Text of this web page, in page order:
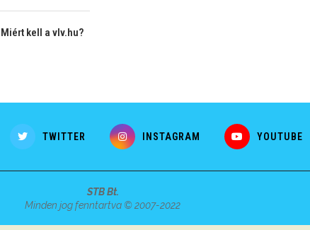
Miért kell a vlv.hu?
TWITTER INSTAGRAM YOUTUBE
STB Bt.
Minden jog fenntartva © 2007-2022